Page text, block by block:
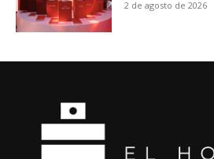
2 de agosto de 2026